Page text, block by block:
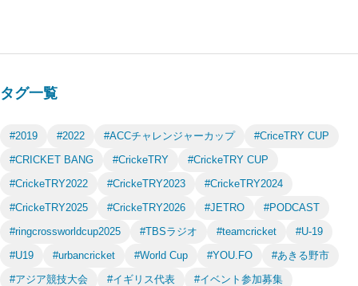
タグ一覧
#2019 #2022 #ACCチャレンジャーカップ
#CriceTRY CUP
#CRICKET BANG
#CrickeTRY
#CrickeTRY CUP
#CrickeTRY2022
#CrickeTRY2023
#CrickeTRY2024
#CrickeTRY2025
#CrickeTRY2026 #JETRO
#PODCAST
#ringcrossworldcup2025
#TBSラジオ #teamcricket
#U-19
#U19
#urbancricket #World Cup #YOU.FO
#あきる野市
#アジア競技大会
#イギリス代表
#イベント参加募集